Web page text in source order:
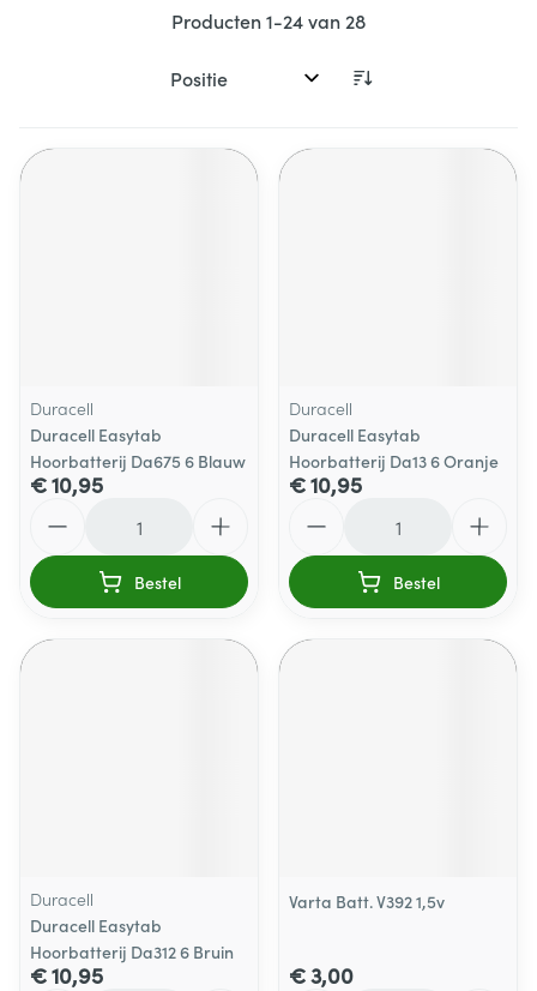
Producten1-24van 28
Sorteer op:
Duracell
Duracell Easytab
Hoorbatterij Da675 6 Blauw
€ 10,95
Bestel
Duracell
Duracell Easytab
Hoorbatterij Da13 6 Oranje
€ 10,95
Bestel
Duracell
Duracell Easytab
Hoorbatterij Da312 6 Bruin
€ 10,95
Varta Batt. V392 1,5v
€ 3,00